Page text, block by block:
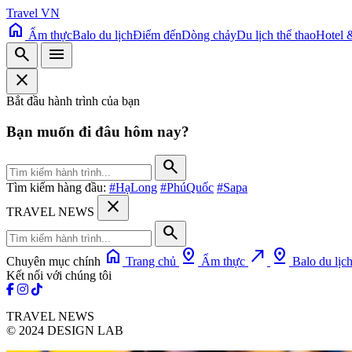
Travel VN
home Ẩm thựcBalo du lịchĐiểm đếnDòng chảyDu lịch thể thaoHotel
search
menu
close
Bắt đầu hành trình của bạn
Bạn muốn đi đâu hôm nay?
search
Tìm kiếm hàng đầu: #HạLong #PhúQuốc #Sapa
TRAVEL NEWS
close
search
Chuyên mục chính home Trang chủ pin_drop Ẩm thực north_east pin_drop Balo du lịch
Kết nối với chúng tôi
TRAVEL NEWS
© 2024 DESIGN LAB